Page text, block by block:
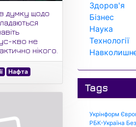
думку щодо
кво не
нікого.
Нафта
Здоров'я
Бізнес
Наука
Технології
Tags
Укрінформ
РБК-Україна